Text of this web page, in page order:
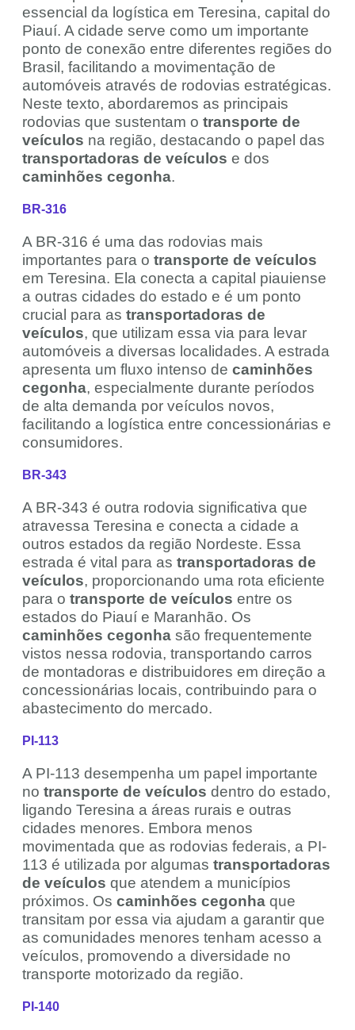
essencial da logística em Teresina, capital do
Piauí. A cidade serve como um importante
ponto de conexão entre diferentes regiões do
Brasil, facilitando a movimentação de
automóveis através de rodovias estratégicas.
Neste texto, abordaremos as principais
rodovias que sustentam o transporte de
veículos na região, destacando o papel das
transportadoras de veículos e dos
caminhões cegonha.
BR-316
A BR-316 é uma das rodovias mais
importantes para o transporte de veículos
em Teresina. Ela conecta a capital piauiense
a outras cidades do estado e é um ponto
crucial para as transportadoras de
veículos, que utilizam essa via para levar
automóveis a diversas localidades. A estrada
apresenta um fluxo intenso de caminhões
cegonha, especialmente durante períodos
de alta demanda por veículos novos,
facilitando a logística entre concessionárias e
consumidores.
BR-343
A BR-343 é outra rodovia significativa que
atravessa Teresina e conecta a cidade a
outros estados da região Nordeste. Essa
estrada é vital para as transportadoras de
veículos, proporcionando uma rota eficiente
para o transporte de veículos entre os
estados do Piauí e Maranhão. Os
caminhões cegonha são frequentemente
vistos nessa rodovia, transportando carros
de montadoras e distribuidores em direção a
concessionárias locais, contribuindo para o
abastecimento do mercado.
PI-113
A PI-113 desempenha um papel importante
no transporte de veículos dentro do estado,
ligando Teresina a áreas rurais e outras
cidades menores. Embora menos
movimentada que as rodovias federais, a PI-
113 é utilizada por algumas transportadoras
de veículos que atendem a municípios
próximos. Os caminhões cegonha que
transitam por essa via ajudam a garantir que
as comunidades menores tenham acesso a
veículos, promovendo a diversidade no
transporte motorizado da região.
PI-140